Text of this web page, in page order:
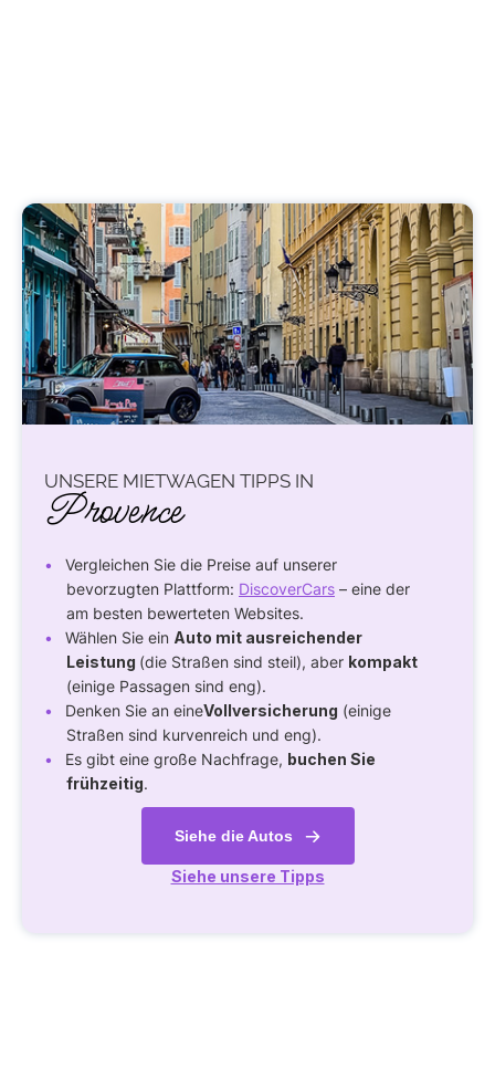
UNSERE MIETWAGEN TIPPS IN
Provence
Vergleichen Sie die Preise auf unserer
bevorzugten Plattform: DiscoverCars – eine der
am besten bewerteten Websites.
Wählen Sie ein Auto mit ausreichender
Leistung (die Straßen sind steil), aber kompakt
(einige Passagen sind eng).
Denken Sie an eineVollversicherung (einige
Straßen sind kurvenreich und eng).
Es gibt eine große Nachfrage, buchen Sie
frühzeitig.
Siehe die Autos
Siehe unsere Tipps